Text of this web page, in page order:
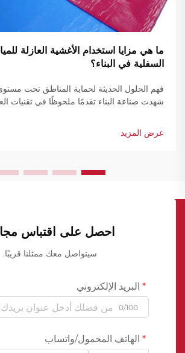
ما هي مزايا استخدام الأغشية العازلة
السفلية في البناء؟
فهم الحلول الحديثة لحماية المناطق تحت
شهدت صناعة البناء تقدمًا ملحوظًا في تقنيات
الهياكل...
عرض المزيد
احصل على اقتباس
سيتواصل معك ممثلنا قريبًا.
البريد الإلكتروني
0/100
الهاتف المحمول/واتساب